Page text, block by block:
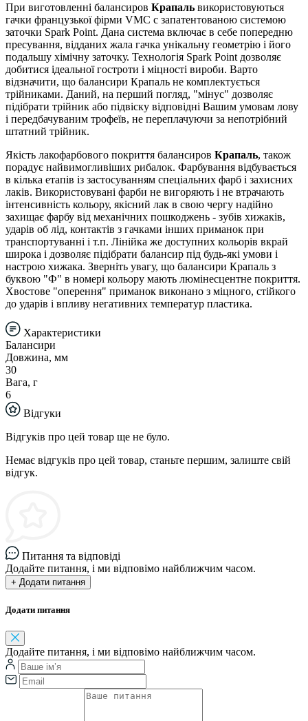
При виготовленні балансиров Крапаль використовуються
гачки французької фірми VMC c запатентованою системою
заточки Spark Point. Дана система включає в себе попередню
пресування, відданих жала гачка унікальну геометрію і його
подальшу хімічну заточку. Технологія Spark Point дозволяє
добитися ідеальної гостроти і міцності вироби. Варто
відзначити, що балансири Крапаль не комплектується
трійниками. Даний, на перший погляд, "мінус" дозволяє
підібрати трійник або підвіску відповідні Вашим умовам лову
і передбачуваним трофеїв, не переплачуючи за непотрібний
штатний трійник.
Якість лакофарбового покриття балансиров Крапаль, також
порадує найвимогливіших рибалок. Фарбування відбувається
в кілька етапів із застосуванням спеціальних фарб і захисних
лаків. Використовувані фарби не вигоряють і не втрачають
інтенсивність кольору, якісний лак в свою чергу надійно
захищає фарбу від механічних пошкоджень - зубів хижаків,
ударів об лід, контактів з гачками інших приманок при
транспортуванні і т.п. Лінійка же доступних кольорів вкрай
широка і дозволяє підібрати балансир під будь-які умови і
настрою хижака. Зверніть увагу, що балансири Крапаль з
буквою "Ф" в номері кольору мають люмінесцентне покриття.
Хвостове "оперення" приманок виконано з міцного, стійкого
до ударів і впливу негативних температур пластика.
Характеристики
Балансири
Довжина, мм
30
Вага, г
6
Відгуки
Відгуків про цей товар ще не було.
Немає відгуків про цей товар, станьте першим, залиште свій
відгук.
Питання та відповіді
Додайте питання, і ми відповімо найближчим часом.
+ Додати питання
Додати питання
Додайте питання, і ми відповімо найближчим часом.